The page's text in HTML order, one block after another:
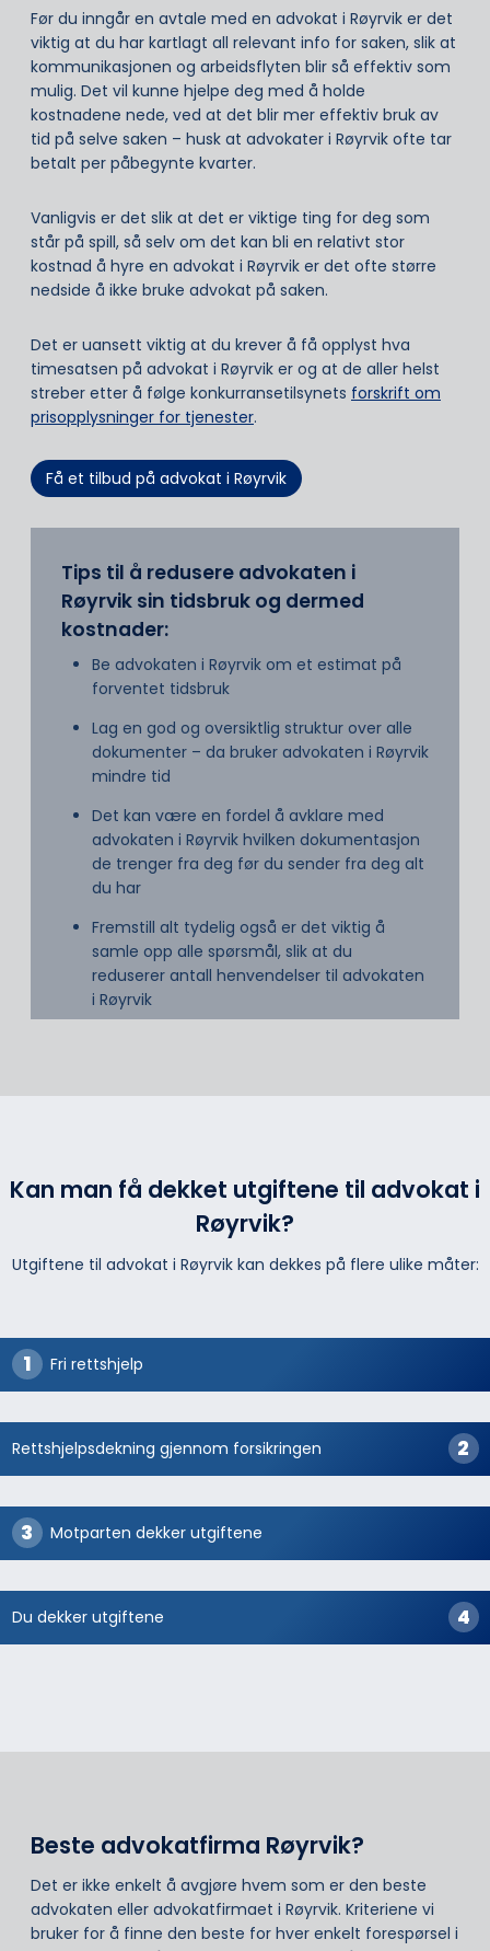
Før du inngår en avtale med en advokat i Røyrvik er det
viktig at du har kartlagt all relevant info for saken, slik at
kommunikasjonen og arbeidsflyten blir så effektiv som
mulig. Det vil kunne hjelpe deg med å holde
kostnadene nede, ved at det blir mer effektiv bruk av
tid på selve saken – husk at advokater i Røyrvik ofte tar
betalt per påbegynte kvarter.
Vanligvis er det slik at det er viktige ting for deg som
står på spill, så selv om det kan bli en relativt stor
kostnad å hyre en advokat i Røyrvik er det ofte større
nedside å ikke bruke advokat på saken.
Det er uansett viktig at du krever å få opplyst hva
timesatsen på advokat i Røyrvik er og at de aller helst
streber etter å følge konkurransetilsynets forskrift om
prisopplysninger for tjenester.
Få et tilbud på advokat i Røyrvik
Tips til å redusere advokaten i
Røyrvik sin tidsbruk og dermed
kostnader:
Be advokaten i Røyrvik om et estimat på
forventet tidsbruk
Lag en god og oversiktlig struktur over alle
dokumenter – da bruker advokaten i Røyrvik
mindre tid
Det kan være en fordel å avklare med
advokaten i Røyrvik hvilken dokumentasjon
de trenger fra deg før du sender fra deg alt
du har
Fremstill alt tydelig også er det viktig å
samle opp alle spørsmål, slik at du
reduserer antall henvendelser til advokaten
i Røyrvik
Kan man få dekket utgiftene til advokat i
Røyrvik?
Utgiftene til advokat i Røyrvik kan dekkes på flere ulike måter:
Fri rettshjelp
Rettshjelpsdekning gjennom forsikringen
Motparten dekker utgiftene
Du dekker utgiftene
Beste advokatfirma Røyrvik?
Det er ikke enkelt å avgjøre hvem som er den beste
advokaten eller advokatfirmaet i Røyrvik. Kriteriene vi
bruker for å finne den beste for hver enkelt forespørsel i